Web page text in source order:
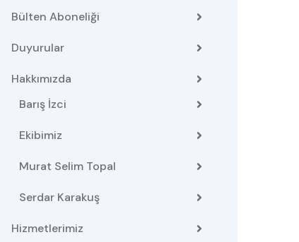
Bülten Aboneliği
Duyurular
Hakkımızda
Barış İzci
Ekibimiz
Murat Selim Topal
Serdar Karakuş
Hizmetlerimiz